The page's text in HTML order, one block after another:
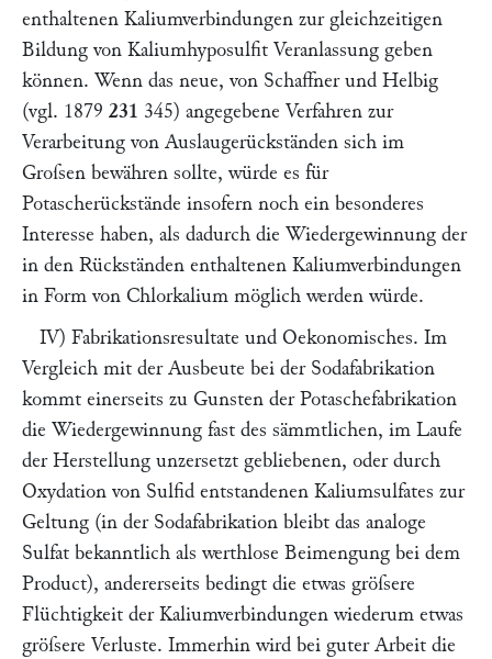
enthaltenen Kaliumverbindungen zur gleichzeitigen
Bildung von Kaliumhyposulfit Veranlassung geben
können. Wenn das neue, von Schaffnerund Helbig
(vgl. 1879 231 345) angegebene Verfahren zur
Verarbeitung von Auslaugerückständen sich im
Groſsen bewähren sollte, würde es für
Potascherückstände insofern noch ein besonderes
Interesse haben, als dadurch die Wiedergewinnung der
in den Rückständen enthaltenen Kaliumverbindungen
in Form von Chlorkalium möglich werden würde.
IV) Fabrikationsresultate und Oekonomisches. Im
Vergleich mit der Ausbeute bei der Sodafabrikation
kommt einerseits zu Gunsten der Potaschefabrikation
die Wiedergewinnung fast des sämmtlichen, im Laufe
der Herstellung unzersetzt gebliebenen, oder durch
Oxydation von Sulfid entstandenen Kaliumsulfates zur
Geltung (in der Sodafabrikation bleibt das analoge
Sulfat bekanntlich als werthlose Beimengung bei dem
Product), andererseits bedingt die etwas gröſsere
Flüchtigkeit der Kaliumverbindungen wiederum etwas
gröſsere Verluste. Immerhin wird bei guter Arbeit die